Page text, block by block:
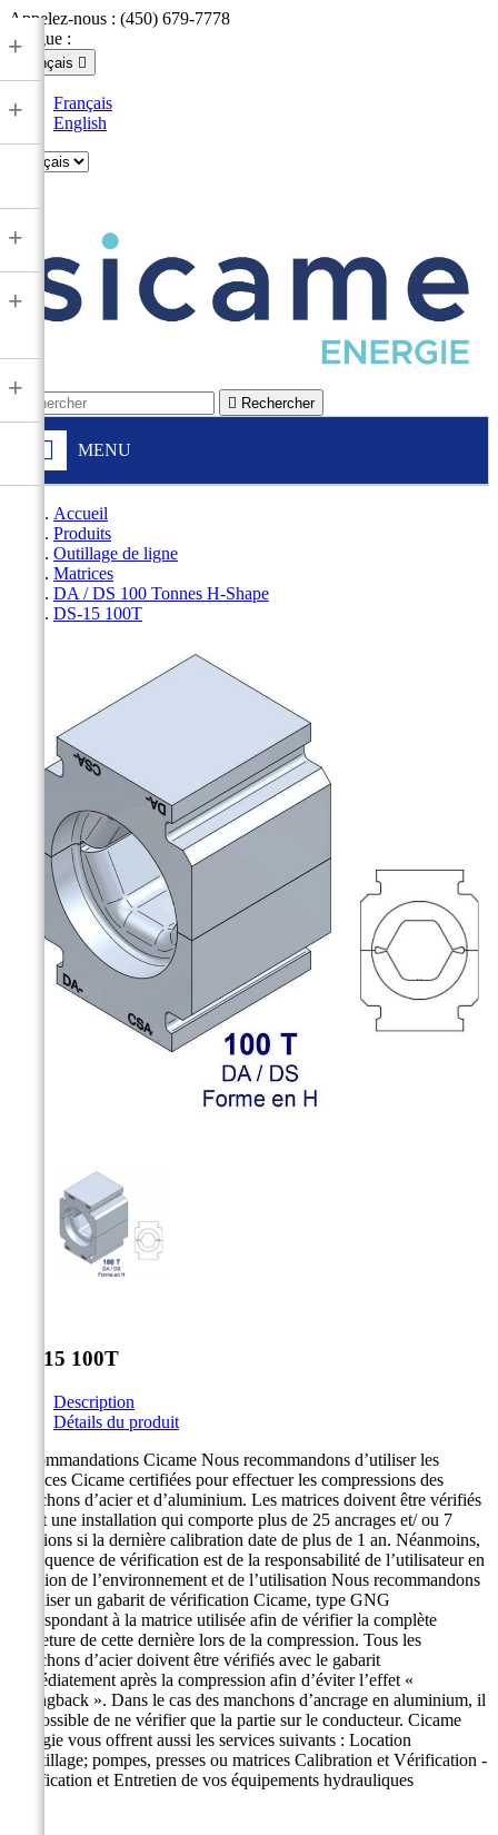
Appelez-nous : (450) 679-7778
Langue :
Français 
Français
English
 Rechercher
MENU
+
+
+
+
+
Accueil
Produits
Outillage de ligne
Matrices
DA / DS 100 Tonnes H-Shape
DS-15 100T
DS-15 100T
Description
Détails du produit
Recommandations Cicame Nous recommandons d’utiliser les
matrices Cicame certifiées pour effectuer les compressions des
manchons d’acier et d’aluminium. Les matrices doivent être vérifiés
avant une installation qui comporte plus de 25 ancrages et/ ou 7
jonctions si la dernière calibration date de plus de 1 an. Néanmoins,
la fréquence de vérification est de la responsabilité de l’utilisateur en
fonction de l’environnement et de l’utilisation Nous recommandons
d’utiliser un gabarit de vérification Cicame, type GNG
correspondant à la matrice utilisée afin de vérifier la complète
fermeture de cette dernière lors de la compression. Tous les
manchons d’acier doivent être vérifiés avec le gabarit
immédiatement après la compression afin d’éviter l’effet «
Springback ». Dans le cas des manchons d’ancrage en aluminium, il
est possible de ne vérifier que la partie sur le conducteur. Cicame
Énergie vous offrent aussi les services suivants : Location
d’outillage; pompes, presses ou matrices Calibration et Vérification -
Vérification et Entretien de vos équipements hydrauliques